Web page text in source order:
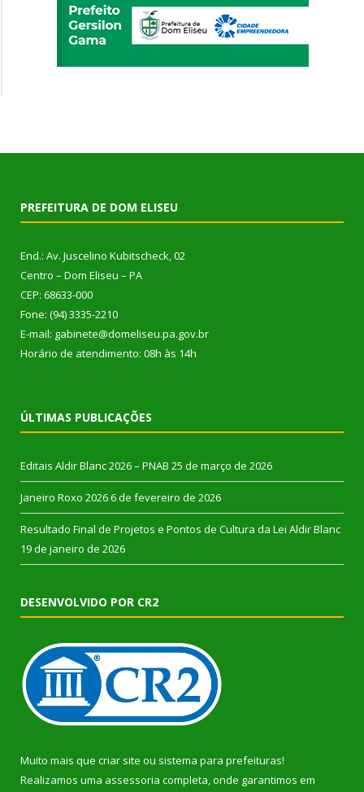
PREFEITURA DE DOM ELISEU
End.: Av. Juscelino Kubitscheck, 02
Centro – Dom Eliseu – PA
CEP: 68633-000
Fone: (94) 3335-2210
E-mail: gabinete@domeliseu.pa.gov.br
Horário de atendimento: 08h às 14h
ÚLTIMAS PUBLICAÇÕES
Editais Aldir Blanc 2026 – PNAB 25 de março de 2026
Janeiro Roxo 2026 6 de fevereiro de 2026
Resultado Final de Projetos e Pontos de Cultura da Lei Aldir Blanc
19 de janeiro de 2026
DESENVOLVIDO POR CR2
Muito mais que criar site ou sistema para prefeituras!
Realizamos uma assessoria completa, onde garantimos em